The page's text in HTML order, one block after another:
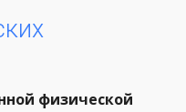
физической